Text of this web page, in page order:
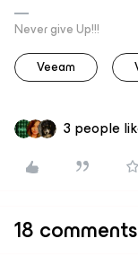
Never give Up!!!
Veeam
3 people
18 comments